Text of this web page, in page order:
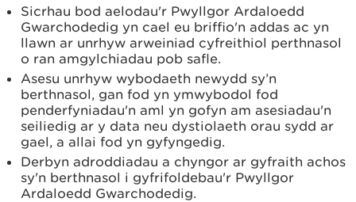
Sicrhau bod aelodau'r Pwyllgor Ardaloedd
Gwarchodedig yn cael eu briffio'n addas ac yn
llawn ar unrhyw arweiniad cyfreithiol perthnasol
o ran amgylchiadau pob safle.
Asesu unrhyw wybodaeth newydd sy’n
berthnasol, gan fod yn ymwybodol fod
penderfyniadau'n aml yn gofyn am asesiadau'n
seiliedig ar y data neu dystiolaeth orau sydd ar
gael, a allai fod yn gyfyngedig.
Derbyn adroddiadau a chyngor ar gyfraith achos
sy'n berthnasol i gyfrifoldebau'r Pwyllgor
Ardaloedd Gwarchodedig.